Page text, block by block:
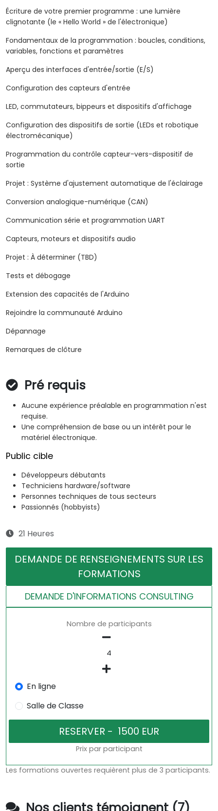
Écriture de votre premier programme : une lumière
clignotante (le « Hello World » de l'électronique)
Fondamentaux de la programmation : boucles, conditions,
variables, fonctions et paramètres
Aperçu des interfaces d'entrée/sortie (E/S)
Configuration des capteurs d'entrée
LED, commutateurs, bippeurs et dispositifs d'affichage
Configuration des dispositifs de sortie (LEDs et robotique
électromécanique)
Programmation du contrôle capteur-vers-dispositif de
sortie
Projet : Système d'ajustement automatique de l'éclairage
Conversion analogique-numérique (CAN)
Communication série et programmation UART
Capteurs, moteurs et dispositifs audio
Projet : À déterminer (TBD)
Tests et débogage
Extension des capacités de l'Arduino
Rejoindre la communauté Arduino
Dépannage
Remarques de clôture
Pré requis
Aucune expérience préalable en programmation n'est
requise.
Une compréhension de base ou un intérêt pour le
matériel électronique.
Public cible
Développeurs débutants
Techniciens hardware/software
Personnes techniques de tous secteurs
Passionnés (hobbyists)
21 Heures
DEMANDE DE RENSEIGNEMENTS SUR LES
FORMATIONS
DEMANDE D'INFORMATIONS CONSULTING
Nombre de participants
En ligne
Salle de Classe
Prix par participant
Les formations ouvertes requièrent plus de 3 participants.